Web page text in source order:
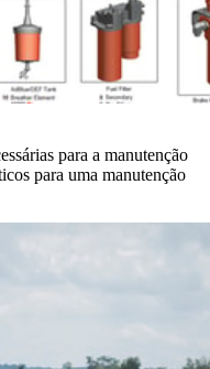
para a manutenção
para uma manutenção